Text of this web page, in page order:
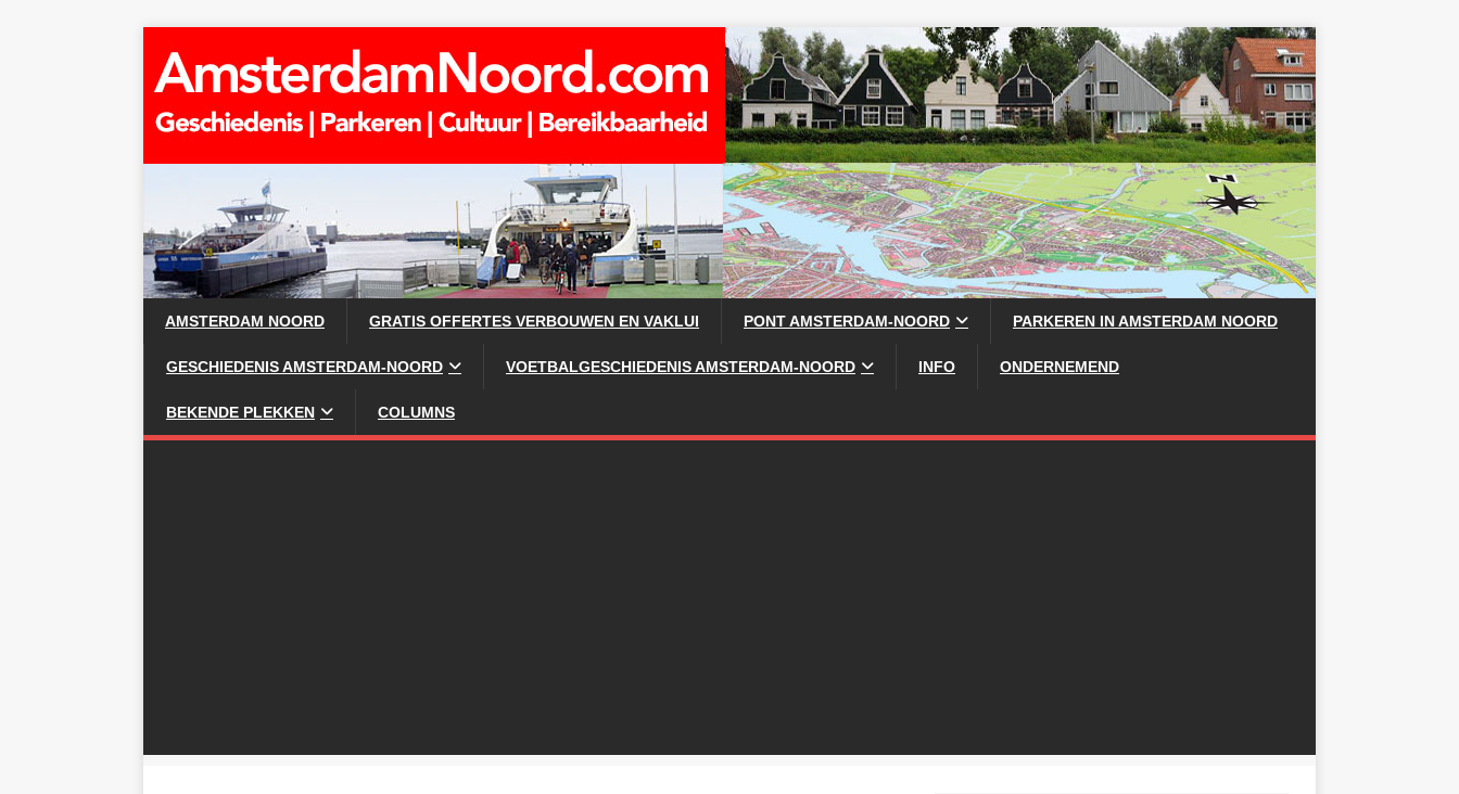
AMSTERDAM NOORD GRATIS OFFERTES VERBOUWEN EN VAKLUI PONT AMSTERDAM-NOORD PARKEREN IN AMSTERDAM NOORD
GESCHIEDENIS AMSTERDAM-NOORD VOETBALGESCHIEDENIS AMSTERDAM-NOORD INFO ONDERNEMEND
BEKENDE PLEKKEN COLUMNS